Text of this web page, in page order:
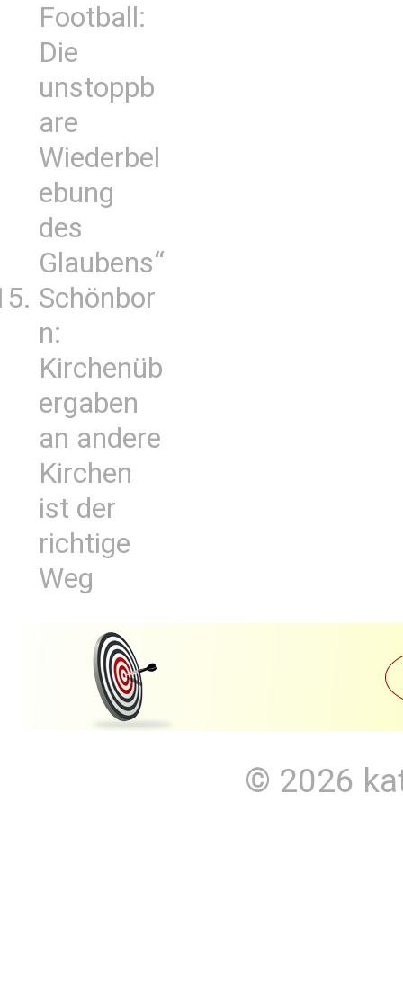
Football:
Die
unstoppb
are
Wiederbel
ebung
des
Glaubens“
Schönbor
n:
Kirchenüb
ergaben
an andere
Kirchen
ist der
richtige
Weg
© 2026